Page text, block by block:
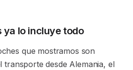
ya lo incluye todo
que mostramos son
transporte desde Alemania, el